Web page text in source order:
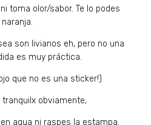
toma olor/sabor. Te lo podes
son livianos eh, pero no una
es muy práctica.
que no es una sticker!)
obviamente,
agua ni raspes la estampa.